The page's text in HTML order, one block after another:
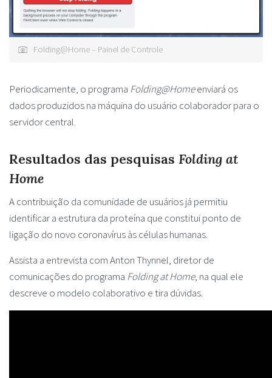
Folding@Home – Painel de Controle
Periodicamente, o programa Folding@Homeenviará os
dados produzidos na máquina do usuário colaborador para o
servidor central.
Resultados das pesquisas Folding at
Home
A contribuição da comunidade de usuários já permitiu
identificar a estrutura da proteína que constitui ponto de
ligação do novo coronavírus às células humanas.
Assista a entrevista com Anton Thynnel, diretor de
comunicações do programa Folding at Home, na qual ele
descreve o modelo colaborativo e tira dúvidas.